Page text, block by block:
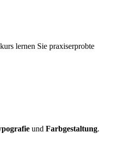
lernen Sie praxiserprobte
und Farbgestaltung.